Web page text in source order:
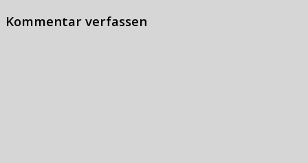
Kommentar verfassen